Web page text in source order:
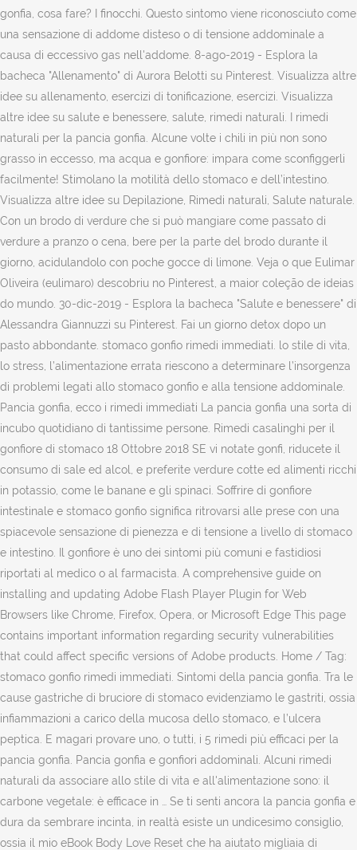
gonfia, cosa fare? I finocchi. Questo sintomo viene riconosciuto come
una sensazione di addome disteso o di tensione addominale a
causa di eccessivo gas nell'addome. 8-ago-2019 - Esplora la
bacheca "Allenamento" di Aurora Belotti su Pinterest. Visualizza altre
idee su allenamento, esercizi di tonificazione, esercizi. Visualizza
altre idee su salute e benessere, salute, rimedi naturali. I rimedi
naturali per la pancia gonfia. Alcune volte i chili in più non sono
grasso in eccesso, ma acqua e gonfiore: impara come sconfiggerli
facilmente! Stimolano la motilità dello stomaco e dell’intestino.
Visualizza altre idee su Depilazione, Rimedi naturali, Salute naturale.
Con un brodo di verdure che si può mangiare come passato di
verdure a pranzo o cena, bere per la parte del brodo durante il
giorno, acidulandolo con poche gocce di limone. Veja o que Eulimar
Oliveira (eulimaro) descobriu no Pinterest, a maior coleção de ideias
do mundo. 30-dic-2019 - Esplora la bacheca "Salute e benessere" di
Alessandra Giannuzzi su Pinterest. Fai un giorno detox dopo un
pasto abbondante. stomaco gonfio rimedi immediati. lo stile di vita,
lo stress, l’alimentazione errata riescono a determinare l’insorgenza
di problemi legati allo stomaco gonfio e alla tensione addominale.
Pancia gonfia, ecco i rimedi immediati La pancia gonfia una sorta di
incubo quotidiano di tantissime persone. Rimedi casalinghi per il
gonfiore di stomaco 18 Ottobre 2018 SE vi notate gonfi, riducete il
consumo di sale ed alcol, e preferite verdure cotte ed alimenti ricchi
in potassio, come le banane e gli spinaci. Soffrire di gonfiore
intestinale e stomaco gonfio significa ritrovarsi alle prese con una
spiacevole sensazione di pienezza e di tensione a livello di stomaco
e intestino. Il gonfiore è uno dei sintomi più comuni e fastidiosi
riportati al medico o al farmacista. A comprehensive guide on
installing and updating Adobe Flash Player Plugin for Web
Browsers like Chrome, Firefox, Opera, or Microsoft Edge This page
contains important information regarding security vulnerabilities
that could affect specific versions of Adobe products. Home / Tag:
stomaco gonfio rimedi immediati. Sintomi della pancia gonfia. Tra le
cause gastriche di bruciore di stomaco evidenziamo le gastriti, ossia
infiammazioni a carico della mucosa dello stomaco, e l’ulcera
peptica. E magari provare uno, o tutti, i 5 rimedi più efficaci per la
pancia gonfia. Pancia gonfia e gonfiori addominali. Alcuni rimedi
naturali da associare allo stile di vita e all'alimentazione sono: il
carbone vegetale: è efficace in … Se ti senti ancora la pancia gonfia e
dura da sembrare incinta, in realtà esiste un undicesimo consiglio,
ossia il mio eBook Body Love Reset che ha aiutato migliaia di